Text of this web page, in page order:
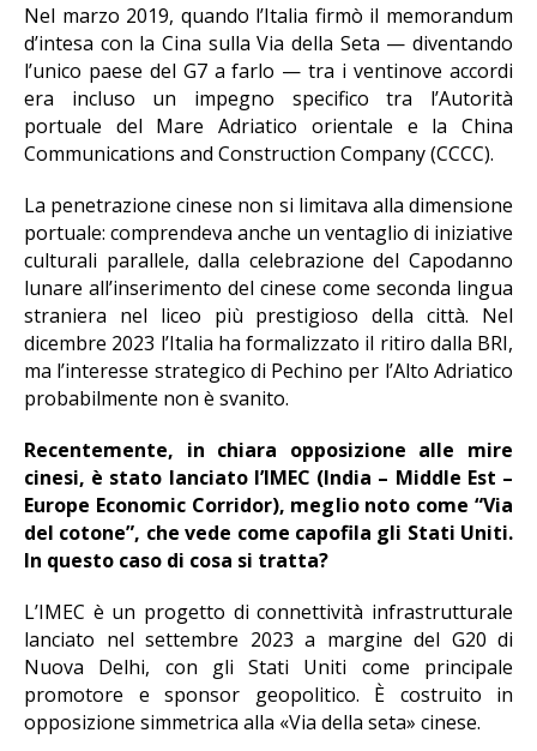
Nel marzo 2019, quando l’Italia firmò il memorandum
d’intesa con la Cina sulla Via della Seta — diventando
l’unico paese del G7 a farlo — tra i ventinove accordi
era incluso un impegno specifico tra l’Autorità
portuale del Mare Adriatico orientale e la China
Communications and Construction Company (CCCC).
La penetrazione cinese non si limitava alla dimensione
portuale: comprendeva anche un ventaglio di iniziative
culturali parallele, dalla celebrazione del Capodanno
lunare all’inserimento del cinese come seconda lingua
straniera nel liceo più prestigioso della città. Nel
dicembre 2023 l’Italia ha formalizzato il ritiro dalla BRI,
ma l’interesse strategico di Pechino per l’Alto Adriatico
probabilmente non è svanito.
Recentemente, in chiara opposizione alle mire
cinesi, è stato lanciato l’IMEC (India – Middle Est –
Europe Economic Corridor), meglio noto come “Via
del cotone”, che vede come capofila gli Stati Uniti.
In questo caso di cosa si tratta?
L’IMEC è un progetto di connettività infrastrutturale
lanciato nel settembre 2023 a margine del G20 di
Nuova Delhi, con gli Stati Uniti come principale
promotore e sponsor geopolitico. È costruito in
opposizione simmetrica alla «Via della seta» cinese.